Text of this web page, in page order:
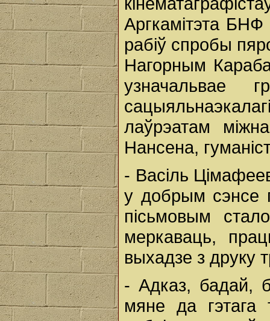
Аргкамітэта
рабіў спробы
Нагорным
узначальвае
лаўрэатам
Нансена,
- Васіль
у добрым сэнсе
пісьмовым
меркаваць,
выхадзе з друку
- Адказ, бадай,
мяне да гэтага